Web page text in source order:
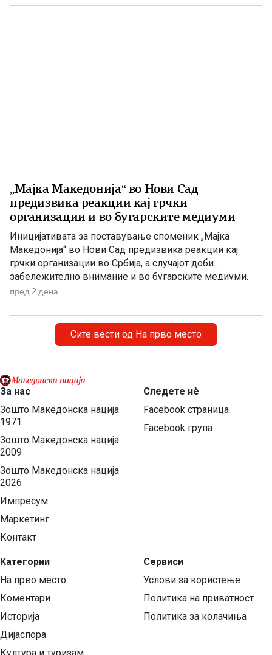
интензивно лекување (ТОАРИЛУЦ). Информацијата ја
„Мајка Македонија“ во Нови Сад
предизвика реакции кај грчки
организации и во бугарските медиуми
Иницијативата за поставување споменик „Мајка
Македонија“ во Нови Сад предизвика реакции кај
грчки организации во Србија, а случајот доби
забележително внимание и во бугарските медиуми.
Македонскиот национален совет нагласува дека
туку треба да биде траен симбол на македонскиот
народ, неговото историско паметење и културен
идентитет. Националниот совет на македонското […]
пред 2 дена
Сите вести од На прво место
За нас
Зошто Македонска нација
1971
Зошто Македонска нација
2009
Зошто Македонска нација
2026
Импресум
Маркетинг
Контакт
Категории
На прво место
Коментари
Историја
Дијаспора
Следете нѐ
Facebook страница
Facebook група
Сервиси
Услови за користење
Политика на приватност
Политика за колачиња